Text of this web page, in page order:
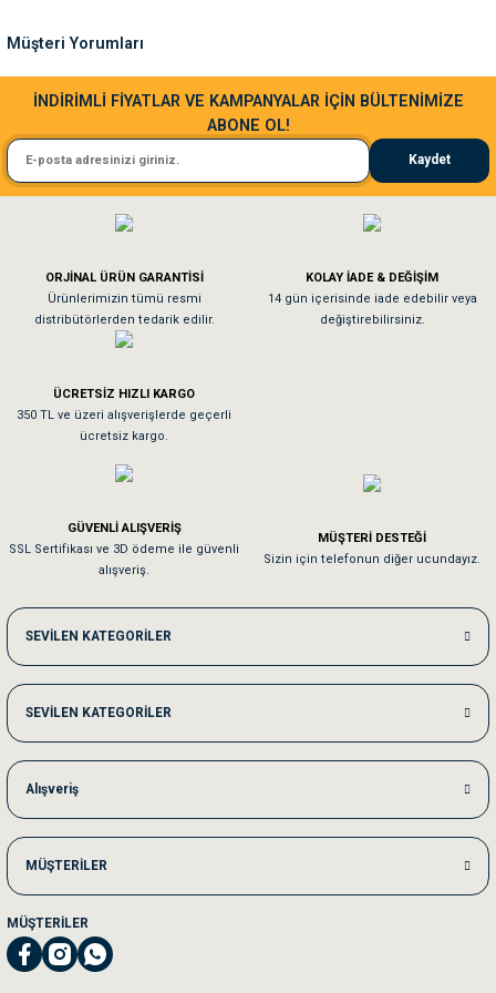
Bu ürüne benzer farklı alternatifler olmalı.
Gönder
Müşteri Yorumları
Sa**** Ta******
Kedim taze mamaya bayıldı kargo fimrasın da bir sorun yaşadım ve arkadaşlar
El**** Ek******
Köpeğim bayıldı hediyeler için teşekkürler
As**** Tu******
Tavşanım kafesinin kalitesine ve paketlemesine bayıldım
Sa**** On******
Kedilerim beğeniyorlar. Memnunuz. Uygun fiyatta olması iyi.
Me***** Ya******
Akşam verdiğim sipariş bir sonraki gün elime ulaştı. Jack russell köpeğim
Ka***** Ar******
Ufak bir sorun harici sorun olmadı sağolsunlar onuda hemen çözdüler
İNDİRİMLİ FİYATLAR VE KAMPANYALAR İÇİN BÜLTENİMİZE
ABONE OL!
Kaydet
ORJİNAL ÜRÜN GARANTİSİ
Ürünlerimizin tümü resmi
distribütörlerden tedarik edilir.
KOLAY İADE & DEĞİŞİM
14 gün içerisinde iade edebilir veya
değiştirebilirsiniz.
ÜCRETSİZ HIZLI KARGO
350 TL ve üzeri alışverişlerde geçerli
ücretsiz kargo.
GÜVENLİ ALIŞVERİŞ
SSL Sertifikası ve 3D ödeme ile güvenli
alışveriş.
MÜŞTERİ DESTEĞİ
Sizin için telefonun diğer ucundayız.
SEVİLEN KATEGORİLER
SEVİLEN KATEGORİLER
Alışveriş
MÜŞTERİLER
MÜŞTERİLER